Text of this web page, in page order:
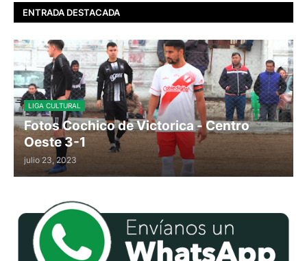
ENTRADA DESTACADA
LIGA CULTURAL
Fotos Cochico de Victorica - Centro
Oeste 3-1
julio 23, 2023